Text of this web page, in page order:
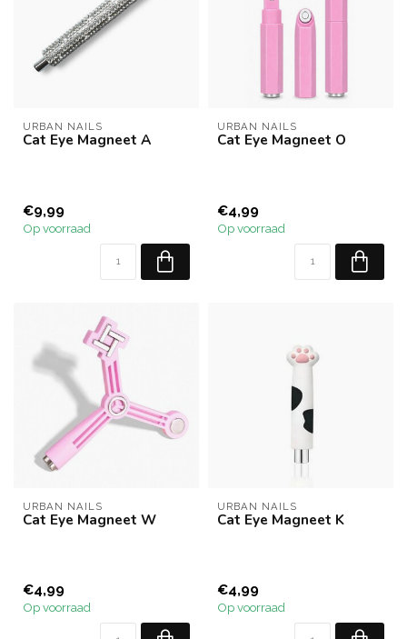
URBAN NAILS
Cat Eye Magneet A
€9,99
Op voorraad
URBAN NAILS
Cat Eye Magneet O
€4,99
Op voorraad
URBAN NAILS
Cat Eye Magneet W
€4,99
Op voorraad
URBAN NAILS
Cat Eye Magneet K
€4,99
Op voorraad